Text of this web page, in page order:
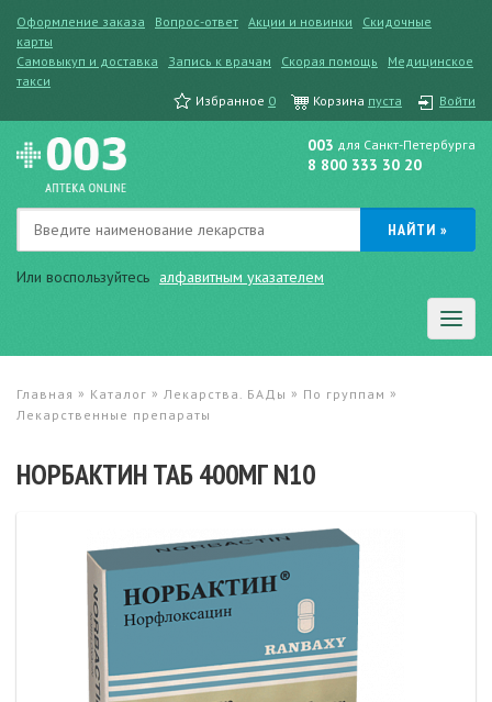
Оформление заказа Вопрос-ответ Акции и новинки
Скидочные
карты
Самовыкуп и доставка
Запись к врачам Скорая помощь
Медицинское
такси
Избранное 0 Корзина пуста Войти
Или воспользуйтесь алфавитным указателем
003 для Санкт-Петербурга
8 800 333 30 20
Главная » Каталог » Лекарства. БАДы » По группам »
Лекарственные препараты
НОРБАКТИН ТАБ 400МГ N10